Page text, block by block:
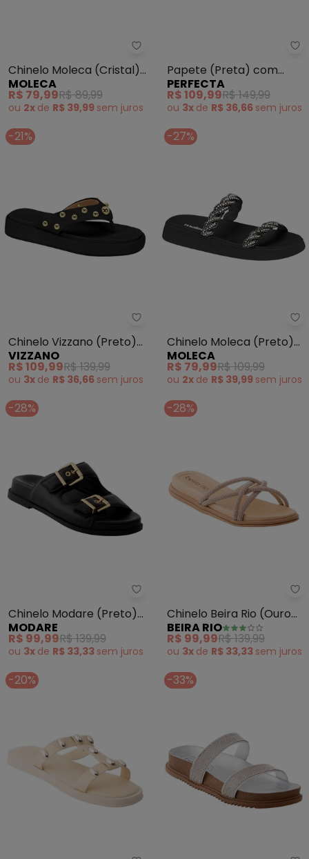
Moleca - Chinelo Moleca
Chinelo Moleca (Cristal)
em Sintético
MOLECA
R$ 79,99R$ 89,99
ou 2x de R$ 39,99 sem juros
Papete (Preta) com
Strass
PERFECTA
R$ 109,99R$ 149,99
ou 3x de R$ 36,66 sem juros
-21%
Vizzano - Chinelo Vizzano
Chinelo Vizzano (Preto)
em Sintético
VIZZANO
R$ 109,99R$ 139,99
ou 3x de R$ 36,66 sem juros
-27%
Chinelo Moleca (Preto)
em Sintético
MOLECA
R$ 79,99R$ 109,99
ou 2x de R$ 39,99 sem juros
-28%
Modare - Chinelo Modare
Chinelo Modare (Preto)
em Sintético
MODARE
R$ 99,99R$ 139,99
ou 3x de R$ 33,33 sem juros
-28%
Chinelo Beira Rio (Ouro
Rosado) em Sintético
BEIRA RIO
R$ 99,99R$ 139,99
ou 3x de R$ 33,33 sem juros
-20% -33%